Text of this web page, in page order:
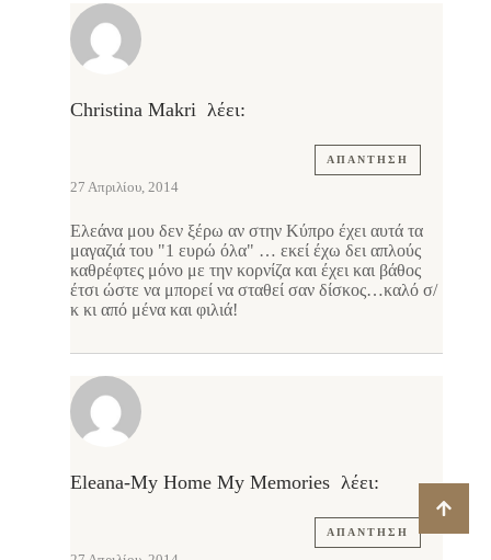
Christina Makri λέει:
ΑΠΆΝΤΗΣΗ
27 Απριλίου, 2014
Ελεάνα μου δεν ξέρω αν στην Κύπρο έχει αυτά τα
μαγαζιά του "1 ευρώ όλα" … εκεί έχω δει απλούς
καθρέφτες μόνο με την κορνίζα και έχει και βάθος
έτσι ώστε να μπορεί να σταθεί σαν δίσκος…καλό σ/
κ κι από μένα και φιλιά!
Eleana-My Home My Memories λέει:
ΑΠΆΝΤΗΣΗ